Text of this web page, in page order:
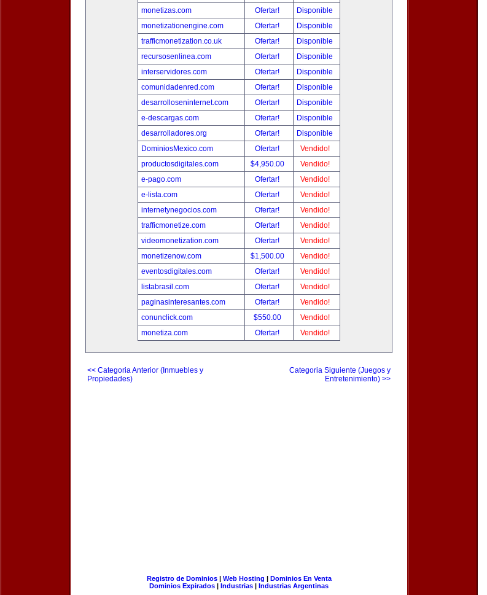
monetizas.com
Ofertar!
Disponible
monetizationengine.com
Ofertar!
Disponible
trafficmonetization.co.uk
Ofertar!
Disponible
recursosenlinea.com
Ofertar!
Disponible
interservidores.com
Ofertar!
Disponible
comunidadenred.com
Ofertar!
Disponible
desarrolloseninternet.com
Ofertar!
Disponible
e-descargas.com
Ofertar!
Disponible
desarrolladores.org
Ofertar!
Disponible
DominiosMexico.com
Ofertar!
Vendido!
productosdigitales.com
$4,950.00
Vendido!
e-pago.com
Ofertar!
Vendido!
e-lista.com
Ofertar!
Vendido!
internetynegocios.com
Ofertar!
Vendido!
trafficmonetize.com
Ofertar!
Vendido!
videomonetization.com
Ofertar!
Vendido!
monetizenow.com
$1,500.00
Vendido!
eventosdigitales.com
Ofertar!
Vendido!
listabrasil.com
Ofertar!
Vendido!
paginasinteresantes.com
Ofertar!
Vendido!
conunclick.com
$550.00
Vendido!
monetiza.com
Ofertar! Vendido!
<< Categoria Anterior (Inmuebles y
Propiedades)
Categoria Siguiente (Juegos y
Entretenimiento) >>
Registro de Dominios| Web Hosting | Dominios En Venta
Dominios Expirados | Industrias | Industrias Argentinas